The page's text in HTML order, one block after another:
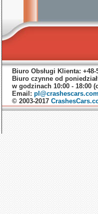
Biuro Obsługi Klienta: +48-
Biuro czynne od
w godzinach 10:00 - 18:00
Email: pl@crashescars.com
© 2003-2017